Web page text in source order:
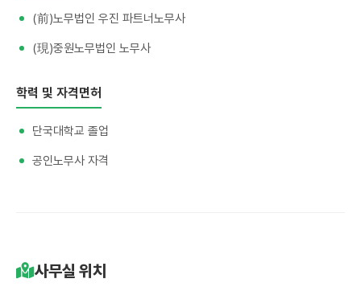
(前)노무법인 우진 파트너노무사
(現)중원노무법인 노무사
학력 및 자격면허
단국대학교 졸업
공인노무사 자격
사무실 위치